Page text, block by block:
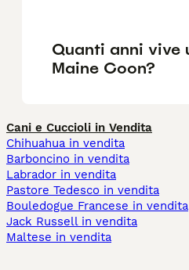
Quanti anni vive
Maine Coon?
Cani e Cuccioli in Vendita
Chihuahua in vendita
Barboncino in vendita
Labrador in vendita
Pastore Tedesco in vendita
Bouledogue Francese in vendita
Jack Russell in vendita
Maltese in vendita